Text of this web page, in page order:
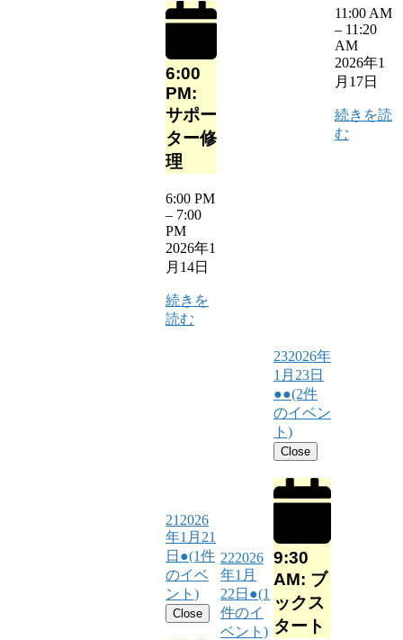
6:00
PM:
サポー
ター修
理
6:00 PM
– 7:00
PM
2026年1
月14日
続きを
読む
11:00 AM
– 11:20
AM
2026年1
月17日
続きを読
む
21 2026
年1月21
日 ●(1件
のイベ
ント)
Close
222026
年1月
22日 ●(1
件のイ
ベント)
232026年
1月23日
●●(2件
のイベン
ト)
Close
9:30
AM: ブ
ックス
タート